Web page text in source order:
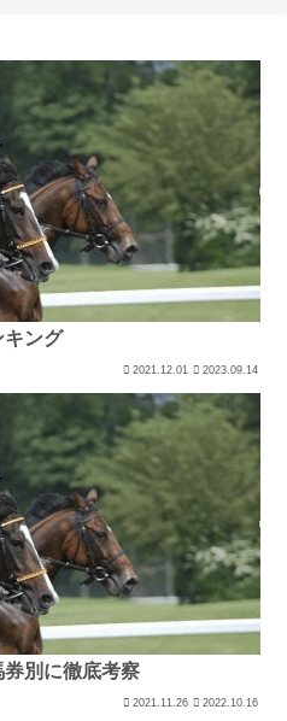
キング
2021.12.01 2023.09.14
別に徹底考察
2021.11.26 2022.10.16